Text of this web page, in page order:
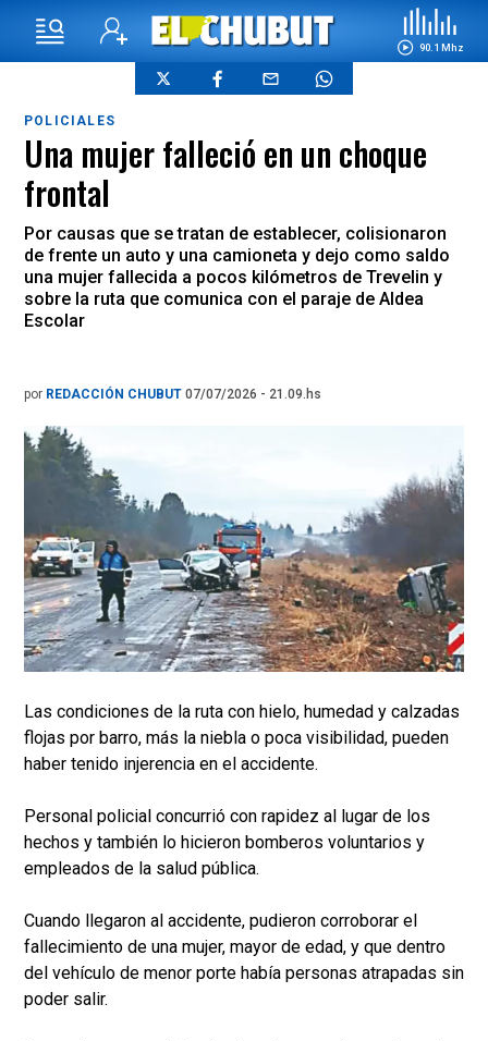
90.1 Mhz
POLICIALES
Una mujer falleció en un choque
frontal
Por causas que se tratan de establecer, colisionaron
de frente un auto y una camioneta y dejo como saldo
una mujer fallecida a pocos kilómetros de Trevelin y
sobre la ruta que comunica con el paraje de Aldea
Escolar
por REDACCIÓN CHUBUT 07/07/2026 - 21.09.hs
Las condiciones de la ruta con hielo, humedad y calzadas
flojas por barro, más la niebla o poca visibilidad, pueden
haber tenido injerencia en el accidente.
Personal policial concurrió con rapidez al lugar de los
hechos y también lo hicieron bomberos voluntarios y
empleados de la salud pública.
Cuando llegaron al accidente, pudieron corroborar el
fallecimiento de una mujer, mayor de edad, y que dentro
del vehículo de menor porte había personas atrapadas sin
poder salir.